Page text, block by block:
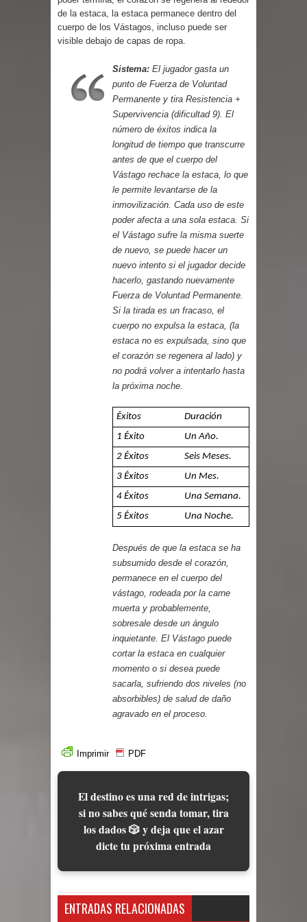
de la estaca, la estaca permanece dentro del
cuerpo de los Vástagos, incluso puede ser
visible debajo de capas de ropa.
Sistema: El jugador gasta un
punto de Fuerza de Voluntad
Permanente y tira Resistencia +
Supervivencia (dificultad 9). El
número de éxitos indica la
longitud de tiempo que transcurre
antes de que el cuerpo del
Vástago rechace la estaca, lo que
le permite levantarse de la
inmovilización. Cada uso de este
poder afecta a una sola estaca. Si
el Vástago sufre la misma suerte
de nuevo, se puede hacer un
nuevo intento si el jugador decide
hacerlo, gastando nuevamente
Fuerza de Voluntad Permanente.
Si la tirada es un fracaso, el
cuerpo no expulsa la estaca, (la
estaca no es expulsada, sino que
el corazón se regenera al lado) y
no podrá volver a intentarlo hasta
la próxima noche.
Éxitos
Duración
1 Éxito
Un Año.
2 Éxitos
Seis Meses.
3 Éxitos
Un Mes.
4 Éxitos
Una Semana.
5 Éxitos
Una Noche.
Después de que la estaca se ha
subsumido desde el corazón,
permanece en el cuerpo del
vástago, rodeada por la carne
muerta y probablemente,
sobresale desde un ángulo
inquietante. El Vástago puede
cortar la estaca en cualquier
momento o si desea puede
sacarla, sufriendo dos niveles (no
absorbibles) de salud de daño
agravado en el proceso.
Imprimir PDF
El destino es una red de intrigas;
si no sabes qué senda tomar, tira
los dados 🎲 y deja que el azar
dicte tu próxima entrada
ENTRADAS RELACIONADAS